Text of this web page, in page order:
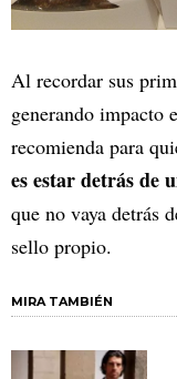
Al recordar sus
generando impacto
recomienda para
es estar detrás de
que no vaya detrás
sello propio.
MIRA TAMBIÉN